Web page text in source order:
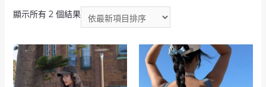
顯示所有 2 個結果